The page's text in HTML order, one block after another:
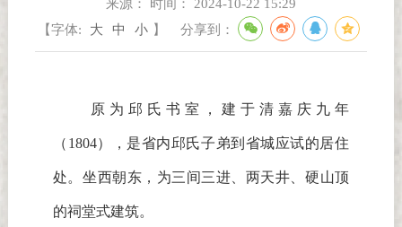
来源： 时间：
2024-10-22 15:29
【字体:
大 中 小 】 分享到：
原为邱氏书室，建于清嘉庆九年
（1804），是省内邱氏子弟到省城应试的居住
处。坐西朝东，为三间三进、两天井、硬山顶
的祠堂式建筑。